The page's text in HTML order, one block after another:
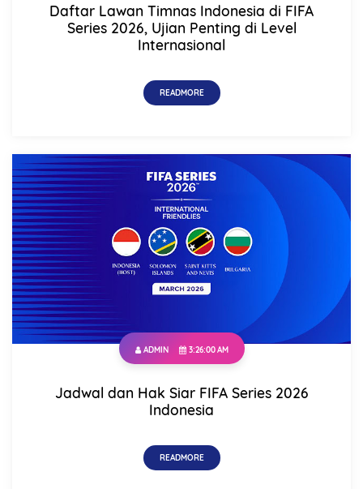
Daftar Lawan Timnas Indonesia di FIFA
Series 2026, Ujian Penting di Level
Internasional
READMORE
ADMIN 3:26:00 AM
Jadwal dan Hak Siar FIFA Series 2026
Indonesia
READMORE